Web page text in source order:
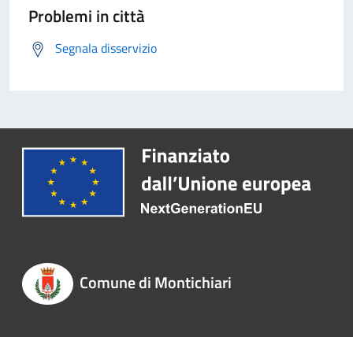
Problemi in città
Segnala disservizio
Comune di Montichiari